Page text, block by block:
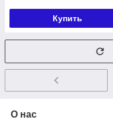
Купить
О нас